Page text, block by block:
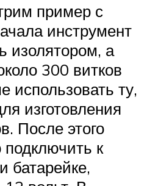
пример с
инструмент
изолятором, а
300 витков
использовать ту,
изготовления
После этого
подключить к
батарейке,